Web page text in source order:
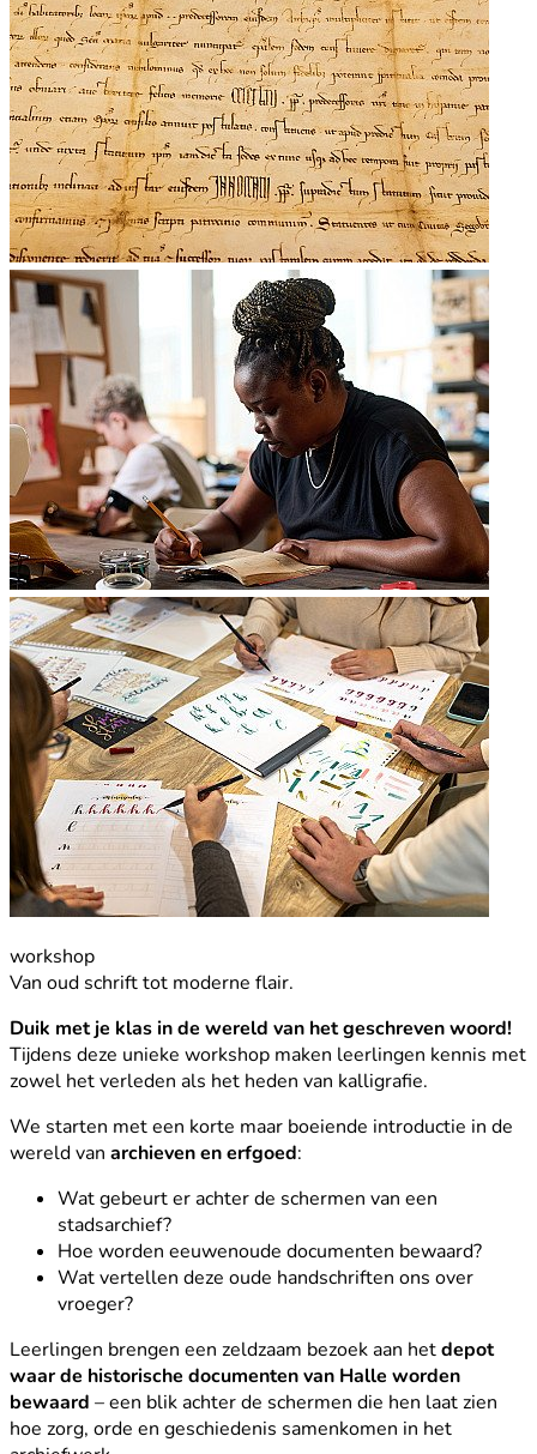
workshop
Van oud schrift tot moderne flair.
Duik met je klas in de wereld van het geschreven woord!
Tijdens deze unieke workshop maken leerlingen kennis met
zowel het verleden als het heden van kalligrafie.
We starten met een korte maar boeiende introductie in de
wereld van archieven en erfgoed:
Wat gebeurt er achter de schermen van een
stadsarchief?
Hoe worden eeuwenoude documenten bewaard?
Wat vertellen deze oude handschriften ons over
vroeger?
Leerlingen brengen een zeldzaam bezoek aan hetdepot
waar de historische documenten van Halle worden
bewaard – een blik achter de schermen die hen laat zien
hoe zorg, orde en geschiedenis samenkomen in het